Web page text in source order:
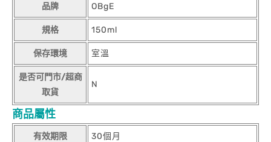
品牌 OBgE
規格 150ml
保存環境 室溫
是否可門市/超商
取貨
N
商品屬性
有效期限 30個月